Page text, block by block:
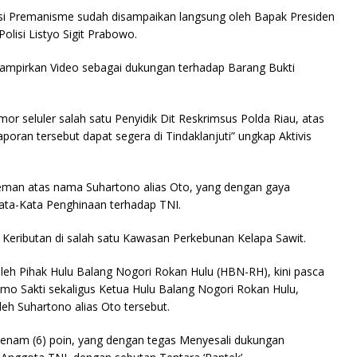
sudah disampaikan langsung oleh Bapak Presiden
Listyo Sigit Prabowo.
Video sebagai dukungan terhadap Barang Bukti
seluler salah satu Penyidik Dit Reskrimsus Polda Riau, atas
tersebut dapat segera di Tindaklanjuti” ungkap Aktivis
atas nama Suhartono alias Oto, yang dengan gaya
Kata Penghinaan terhadap TNI.
di salah satu Kawasan Perkebunan Kelapa Sawit.
Pihak Hulu Balang Nogori Rokan Hulu (HBN-RH), kini pasca
Sakti sekaligus Ketua Hulu Balang Nogori Rokan Hulu,
Suhartono alias Oto tersebut.
(6) poin, yang dengan tegas Menyesali dukungan